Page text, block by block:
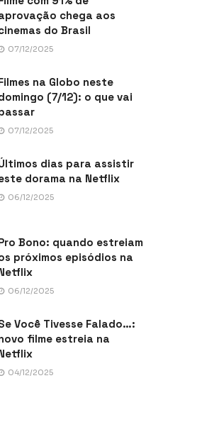
chega aos
do Brasil
07/12/2025
na Globo neste
(7/12): o que vai
07/12/2025
dias para assistir
dorama na Netflix
06/12/2025
Bono: quando estreiam
próximos episódios na
06/12/2025
Você Tivesse Falado…:
filme estreia na
04/12/2025